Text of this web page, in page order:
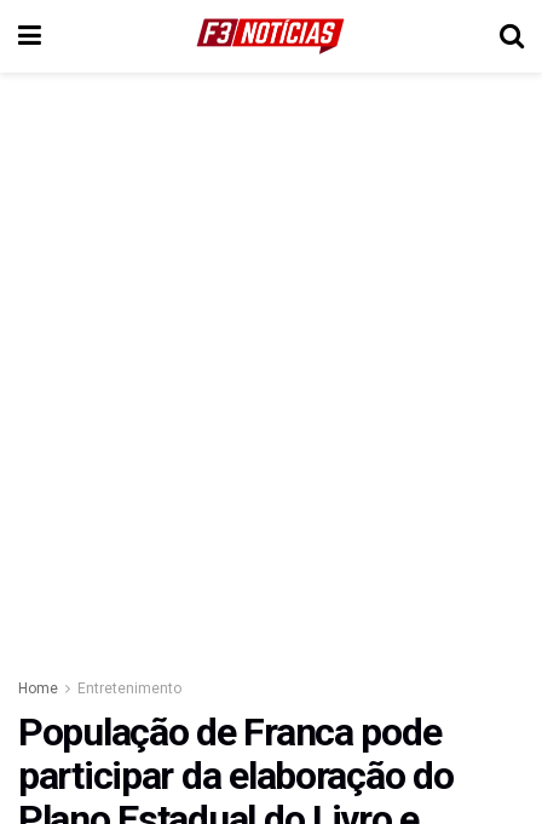
Home Entretenimento
População de Franca pode
participar da elaboração do